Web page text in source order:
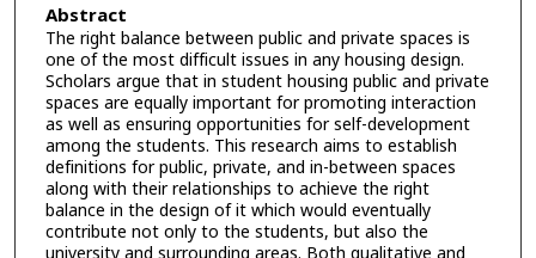
Abstract
The right balance between public and private spaces is
one of the most difficult issues in any housing design.
Scholars argue that in student housing public and private
spaces are equally important for promoting interaction
as well as ensuring opportunities for self-development
among the students. This research aims to establish
definitions for public, private, and in-between spaces
along with their relationships to achieve the right
balance in the design of it which would eventually
contribute not only to the students, but also the